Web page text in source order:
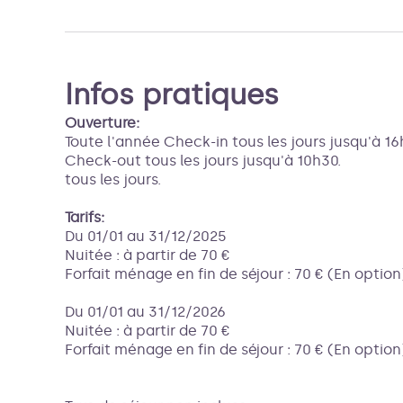
Infos pratiques
Ouverture:
Toute l'année Check-in tous les jours jusqu'à
Check-out tous les jours jusqu'à 10h30.
tous les jours.
Tarifs:
Du 01/01 au 31/12/2025
Nuitée : à partir de 70 €
Forfait ménage en fin de séjour : 70 € (En
Du 01/01 au 31/12/2026
Nuitée : à partir de 70 €
Forfait ménage en fin de séjour : 70 € (En